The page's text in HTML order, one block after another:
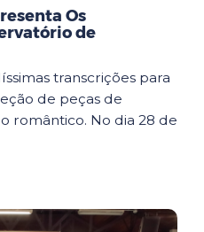
Os
de
transcrições para
de peças de
romântico. No dia 28 de